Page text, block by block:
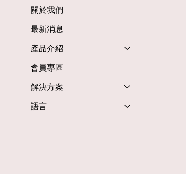
關於我們
最新消息
產品介紹
會員專區
解決方案
語言